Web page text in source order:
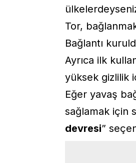
Tor,
Bağlantı
Ayrıca ilk
yüksek gizlilik
Eğer yavaş
sağlamak için
devresi”